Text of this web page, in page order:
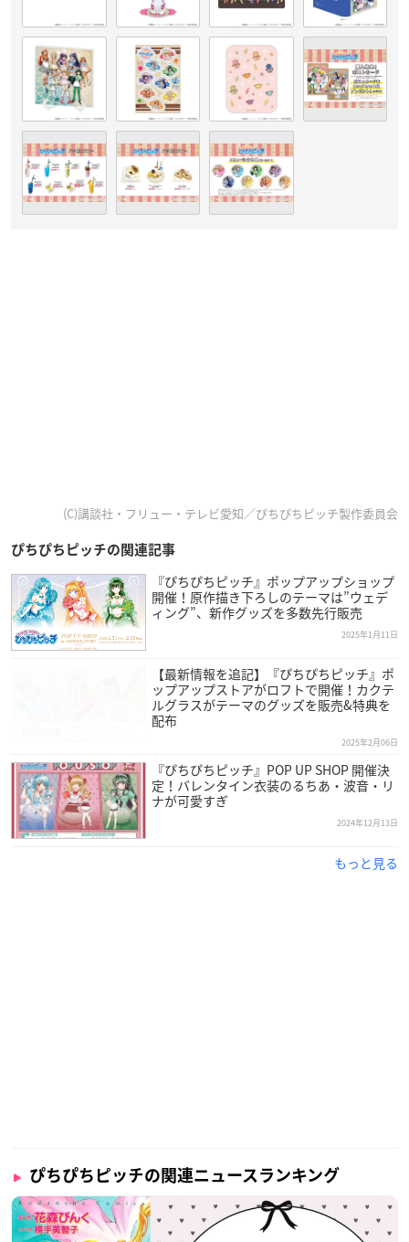
(C)講談社・フリュー・テレビ愛知／ぴちぴちピッチ製作委員会
ぴちぴちピッチの関連記事
『ぴちぴちピッチ』ポップアップショップ
開催！原作描き下ろしのテーマは”ウェデ
ィング”、新作グッズを多数先行販売
2025年1月11日
【最新情報を追記】『ぴちぴちピッチ』ポ
ップアップストアがロフトで開催！カクテ
ルグラスがテーマのグッズを販売&特典を
配布
2025年2月06日
『ぴちぴちピッチ』POP UP SHOP 開催決
定！バレンタイン衣装のるちあ・波音・リ
ナが可愛すぎ
2024年12月13日
もっと見る
ぴちぴちピッチの関連ニュースランキング